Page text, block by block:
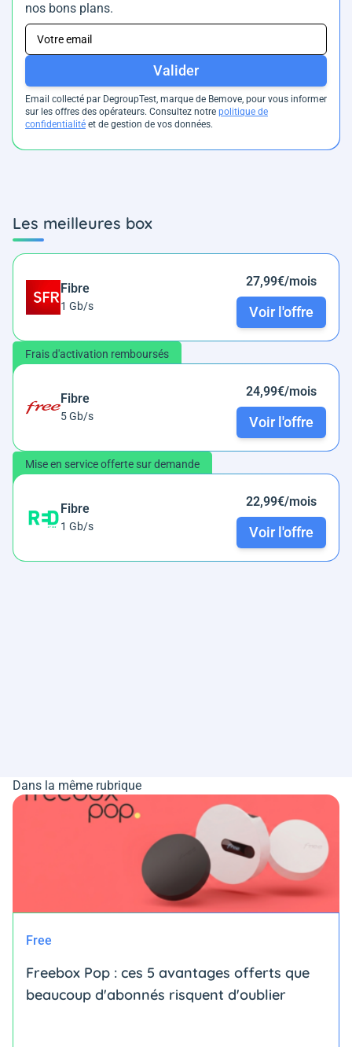
nos bons plans.
Valider
Email collecté par DegroupTest, marque de Bemove, pour vous informer
sur les offres des opérateurs. Consultez notre politique de
confidentialité et de gestion de vos données.
Les meilleures box
Fibre
1 Gb/s
27,99€/mois
Voir l'offre
Frais d'activation remboursés
Fibre
5 Gb/s
24,99€/mois
Voir l'offre
Mise en service offerte sur demande
Fibre
1 Gb/s
22,99€/mois
Voir l'offre
Dans la même rubrique
Free
Freebox Pop : ces 5 avantages offerts que
beaucoup d'abonnés risquent d'oublier